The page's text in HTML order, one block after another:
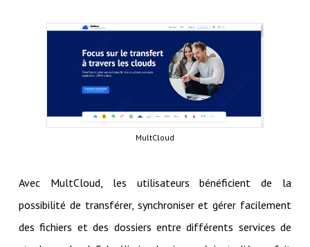
MultCloud
Avec MultCloud, les utilisateurs bénéficient de la
possibilité de transférer, synchroniser et gérer facilement
des fichiers et des dossiers entre différents services de